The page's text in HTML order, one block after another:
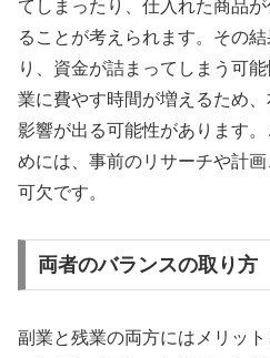
てしまったり、仕入れた商品
ることが考えられます。その
り、資金が詰まってしまう可
業に費やす時間が増えるため
影響が出る可能性があります
めには、事前のリサーチや計
可欠です。
両者のバランスの取り方
副業と残業の両方にはメリッ